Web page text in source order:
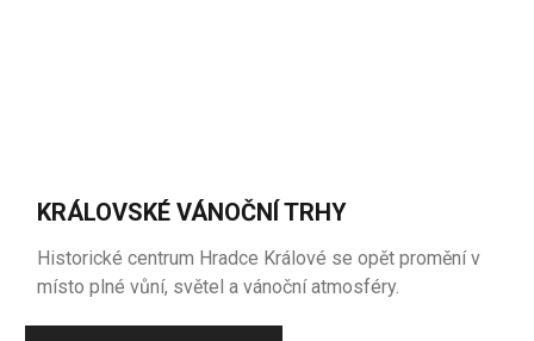
KRÁLOVSKÉ VÁNOČNÍ TRHY
Historické centrum Hradce Králové se opět promění v
místo plné vůní, světel a vánoční atmosféry.